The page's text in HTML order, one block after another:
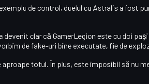
de control, duelul cu Astralis a fost
devenit clar că GamerLegion este cu doi
de fake-uri bine executate, fie de
aproape totul. În plus, este imposibil să nu